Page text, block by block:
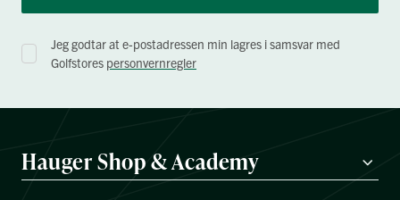
Jeg godtar at e-postadressen min lagres i samsvar med
Golfstores personvernregler
Hauger Shop & Academy